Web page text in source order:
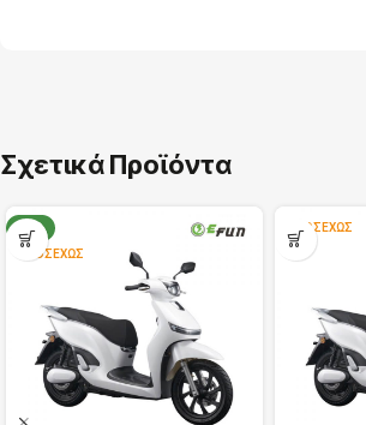
Σχετικά Προϊόντα
ΝΈΟ
ΠΡΟΣΕΧΏΣ
ΠΡΟΣΕΧΏΣ